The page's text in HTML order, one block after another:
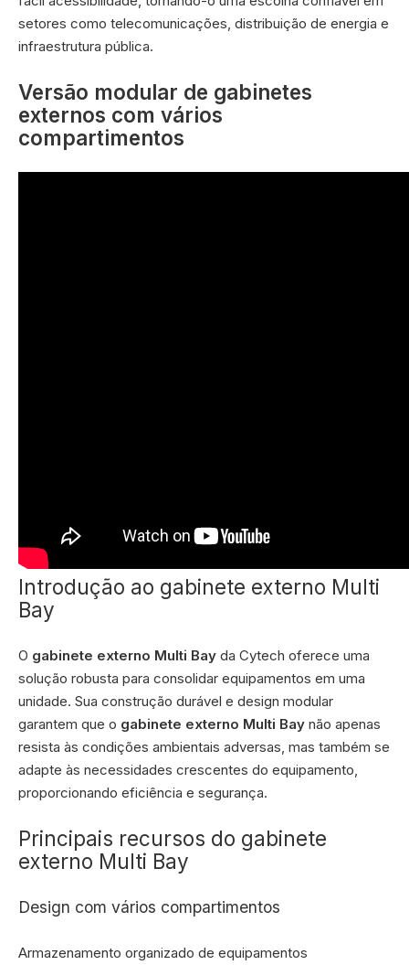
setores como telecomunicações, distribuição de energia e
infraestrutura pública.
Versão modular de gabinetes
externos com vários
compartimentos
Introdução ao gabinete externo Multi
Bay
O gabinete externo Multi Bay da Cytech oferece uma
solução robusta para consolidar equipamentos em uma
unidade. Sua construção durável e design modular
garantem que o gabinete externo Multi Bay não apenas
resista às condições ambientais adversas, mas também se
adapte às necessidades crescentes do equipamento,
proporcionando eficiência e segurança.
Principais recursos do gabinete
externo Multi Bay
Design com vários compartimentos
Armazenamento organizado de equipamentos